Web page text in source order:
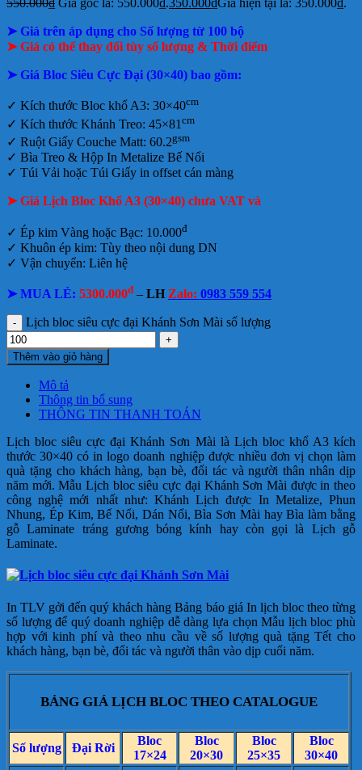
550.000₫ Giá gốc là: 550.000₫.350.000₫Giá hiện tại là: 350.000₫.
➤ Giá trên áp dụng cho Số lượng từ 100 bộ
➤ Giá có thể thay đổi tùy số lượng & Thời điểm
➤ Giá Bloc Siêu Cực Đại (30×40) bao gồm:
✓ Kích thước Bloc khổ A3: 30×40cm
✓ Kích thước Khánh Treo: 45×81 cm
✓ Ruột Giấy Couche Matt: 60.2gsm
✓ Bìa Treo & Hộp In Metalize Bế Nổi
✓ Túi Vải hoặc Túi Giấy in offset cán màng
➤ Giá Lịch Bloc Khổ A3 (30×40) chưa VAT và
✓ Ép kim Vàng hoặc Bạc: 10.000đ
✓ Khuôn ép kim: Tùy theo nội dung DN
✓ Vận chuyển: Liên hệ
➤ MUA LẺ: 5300.000đ – LH Zalo: 0983 559 554
Lịch bloc siêu cực đại Khánh Sơn Mài số lượng
Thêm vào giỏ hàng
Mô tả
Thông tin bổ sung
THÔNG TIN THANH TOÁN
Lịch bloc siêu cực đại Khánh Sơn Mài là Lịch bloc khổ A3 kích
thước 30×40 có in logo doanh nghiệp được nhiều đơn vị chọn làm
quà tặng cho khách hàng, bạn bè, đối tác và người thân nhân dịp
năm mới.Mẫu Lịch bloc siêu cực đại Khánh Sơn Mài được in theo
công nghệ mới nhất như: Khánh Lịch được In Metalize, Phun
Nhung, Ép Kim, Bế Nổi, Dán Nổi, Bìa Sơn Mài hay Bìa làm bằng
gỗ Laminate tráng gương bóng kính hay còn gọi là Lịch gỗ
Laminate.
In TLV gởi đến quý khách hàng Bảng báo giá In lịch bloc theo từng
số lượng để quý doanh nghiệp dễ dàng lựa chọn Mẫu lịch bloc phù
hợp với kinh phí và theo nhu cầu về số lượng quà tặng Tết cho
khách hàng, bạn bè, đối tác và người thân vào dịp cuối năm.
BẢNG GIÁ LỊCH BLOC THEO CATALOGUE
Số lượng Đại Rời
Bloc
17×24
Bloc
20×30
Bloc
25×35
Bloc
30×40